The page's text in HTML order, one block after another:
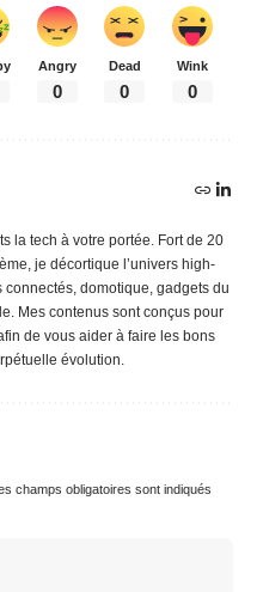
Angry
0
Dead
0
Wink
0
la tech à votre portée. Fort de 20
je décortique l’univers high-
domotique, gadgets du
Mes contenus sont conçus pour
de vous aider à faire les bons
évolution.
champs obligatoires sont indiqués